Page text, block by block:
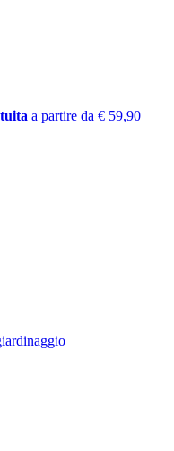
a partire da € 59,90